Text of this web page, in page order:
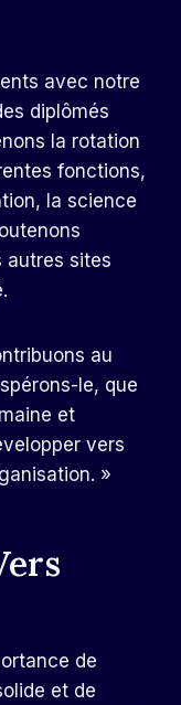
avec notre
diplômés
la rotation
fonctions,
la science
autres sites
au
le, que
et
vers
»
de
et de